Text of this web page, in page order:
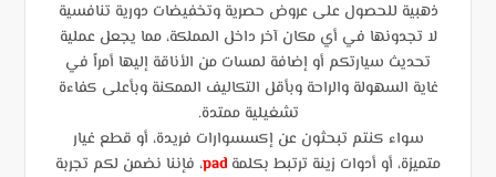
ذهبية للحصول على عروض حصرية وتخفيضات دورية تنافسية
لا تجدونها في أي مكان آخر داخل المملكة، مما يجعل عملية
تحديث سيارتكم أو إضافة لمسات من الأناقة إليها أمراً في
غاية السهولة والراحة وبأقل التكاليف الممكنة وبأعلى كفاءة
تشغيلية ممتدة.
سواء كنتم تبحثون عن إكسسوارات فريدة، أو قطع غيار
متميزة، أو أدوات زينة ترتبط بكلمة pad، فإننا نضمن لكم تجربة